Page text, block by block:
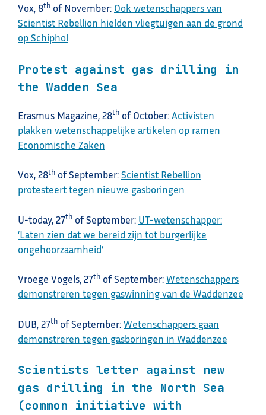
Vox, 8th of November: Ook wetenschappers van
Scientist Rebellion hielden vliegtuigen aan de grond
op Schiphol
Protest against gas drilling in
the Wadden Sea
Erasmus Magazine, 28th of October:Activisten
plakken wetenschappelijke artikelen op ramen
Economische Zaken
Vox, 28th of September:Scientist Rebellion
protesteert tegen nieuwe gasboringen
U-today, 27th of September: UT-wetenschapper:
‘Laten zien dat we bereid zijn tot burgerlijke
ongehoorzaamheid’
Vroege Vogels, 27th of September:Wetenschappers
demonstreren tegen gaswinning van de Waddenzee
DUB, 27th of September:Wetenschappers gaan
demonstreren tegen gasboringen in Waddenzee
Scientists letter against new
gas drilling in the North Sea
(common initiative with